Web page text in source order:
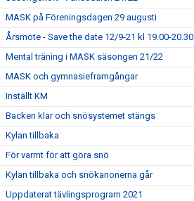
MASK på Föreningsdagen 29 augusti
Årsmöte - Save the date 12/9-21 kl 19.00-20.30
Mental träning i MASK säsongen 21/22
MASK och gymnasieframgångar
Inställt KM
Backen klar och snösystemet stängs
Kylan tillbaka
För varmt för att göra snö
Kylan tillbaka och snökanonerna går
Uppdaterat tävlingsprogram 2021